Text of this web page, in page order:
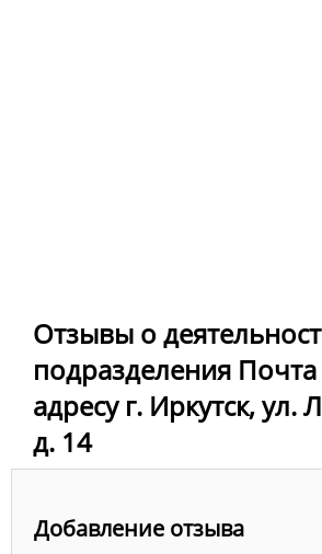
Отзывы о
подразделения
адресу г. Иркутск, ул.
д. 14
Добавление отзыва